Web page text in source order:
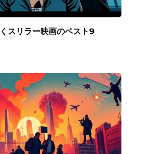
スリラー映画のベスト9